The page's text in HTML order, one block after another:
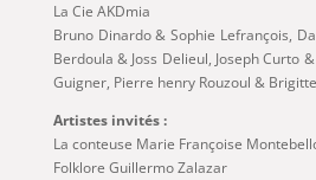
La Cie AKDmia
Bruno Dinardo & Sophie Lefrançois,
Berdoula & Joss Delieul, Joseph Curto
Guigner, Pierre henry Rouzoul &
Artistes invités :
La conteuse Marie Françoise
Folklore Guillermo Zalazar